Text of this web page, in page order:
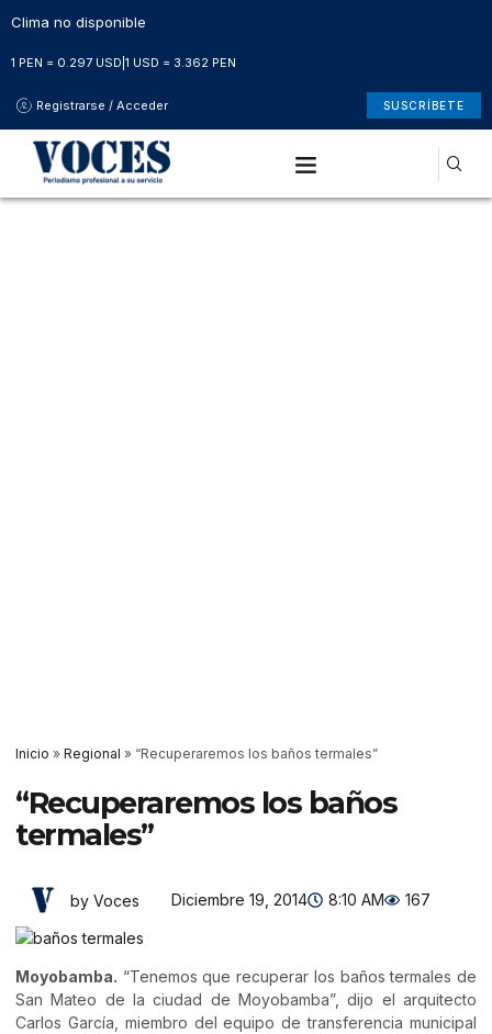
Clima no disponible
1 PEN = 0.297 USD 1 USD = 3.362 PEN
Registrarse / Acceder SUSCRÍBETE
Inicio » Regional » “Recuperaremos los baños termales”
“Recuperaremos los baños
termales”
by Voces Diciembre 19, 2014 8:10 AM 167
Moyobamba. “Tenemos que recuperar los baños termales de
San Mateo de la ciudad de Moyobamba”, dijo el arquitecto
Carlos García, miembro del equipo de transferencia municipal